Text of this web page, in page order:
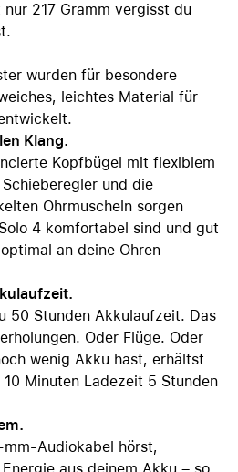
217 Gramm vergisst du
wurden für besondere
leichtes Material für
Klang.
Kopfbügel mit flexiblem
und die
Ohrmuscheln sorgen
4 komfortabel sind und gut
an deine Ohren
50 Stunden Akkulaufzeit. Das
Oder Flüge. Oder
wenig Akku hast, erhältst
Minuten Ladezeit 5 Stunden
Audiokabel hörst,